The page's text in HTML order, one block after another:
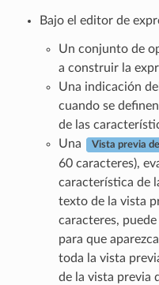
Bajo el editor de
Un conjunto de
a construir la
Una indicación
cuando se
de las
Una
Vista previa
60 caracteres),
característica de
texto de la vista
caracteres,
para que
toda la vista
de la vista previa